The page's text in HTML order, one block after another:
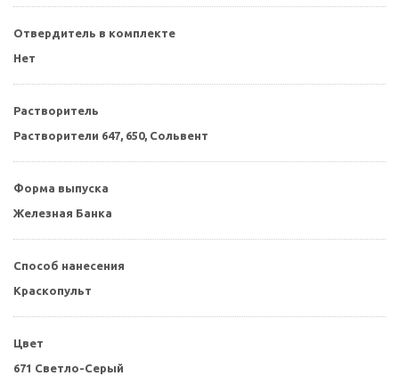
Отвердитель в комплекте
Нет
Растворитель
Растворители 647, 650, Сольвент
Форма выпуска
Железная Банка
Способ нанесения
Краскопульт
Цвет
671 Светло-Серый